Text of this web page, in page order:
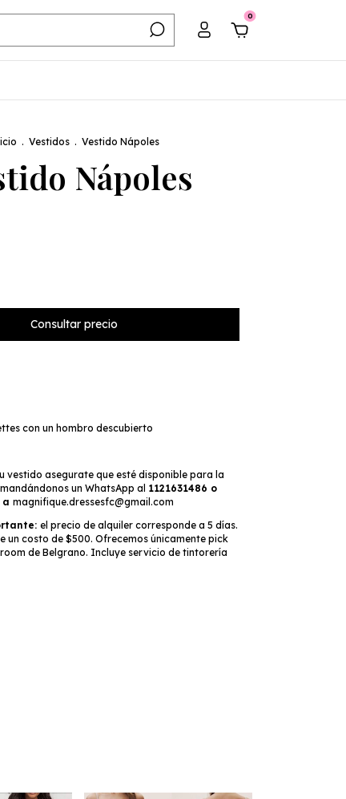
0
. Vestidos . Vestido Nápoles
Nápoles
con un hombro descubierto
vestido asegurate que esté disponible para la
un WhatsApp al 1121631486 o
a magnifique.dressesfc@gmail.com
el precio de alquiler corresponde a 5 días.
un costo de $500. Ofrecemos únicamente pick
de Belgrano. Incluye servicio de tintorería